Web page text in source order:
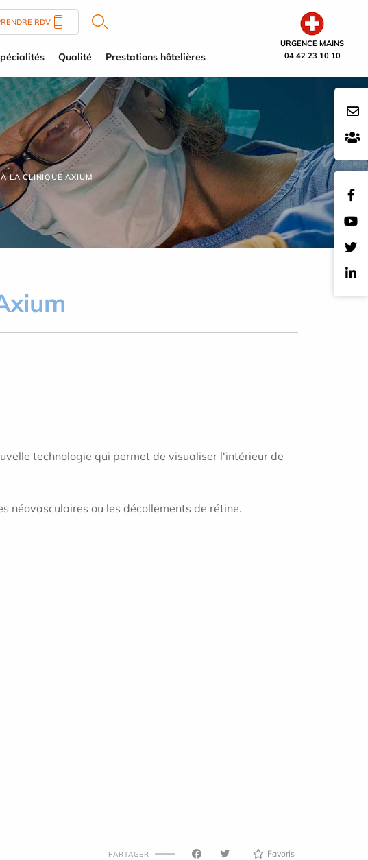
URGENCE MAINS
04 42 23 10 10
RDV
Qualité Prestations hôtelières
LA CLINIQUE AXIUM
technologie qui permet de visualiser l'intérieur de
néovasculaires ou les décollements de rétine.
PARTAGER Favoris